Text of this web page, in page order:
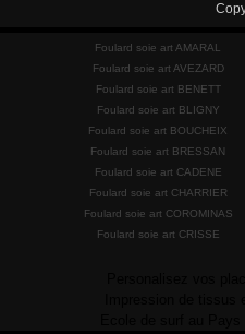
Foulard soie art AMARAL
Foulard soie art AVEZARD
Foulard soie art BENETT
Foulard soie art BLIGNY
Foulard soie art BOUCHEIX
Foulard soie art BRESSAN
Foulard soie art CADENE
Foulard soie art CHARRIER
Foulard soie art COROMINAS
Foulard soie art CRISSE